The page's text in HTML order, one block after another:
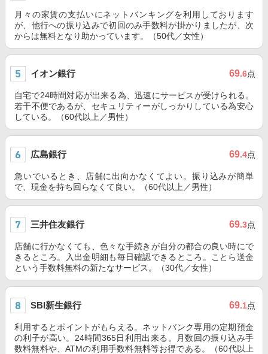
月々の家賃の支払いにネットバンキングを利用しております
が、他行への振り込みで初回のみ手数料が掛かりましたが、次
からは無料となり助かっています。（50代／女性）
イオン銀行 69.6点
自宅で24時間対応が出来る為、迅速にサービスが受けられる。
若干不便であるが、セキュリティーがしっかりしている為安心
している。（60代以上／男性）
広島銀行 69.4点
急いでいるとき、店舗に出向かなくてよい。振り込みが簡単
で、現金を持ち回らなくて良い。（60代以上／男性）
三井住友銀行 69.3点
店舗に行かなくても、色々な手続きが自分の都合の良い時にで
きるところ。入出金明細も毎日確認できるところ。ことら送金
という手数料無料の新たなサービス。（30代／女性）
SBI新生銀行 69.1点
利用するとポイントがもらえる。ネットバンク専用の定期預金
の利子が高い。24時間365日利用出来る。月数回の振り込み手
数料無料や、ATMの利用手数料無料等お得である。（60代以上